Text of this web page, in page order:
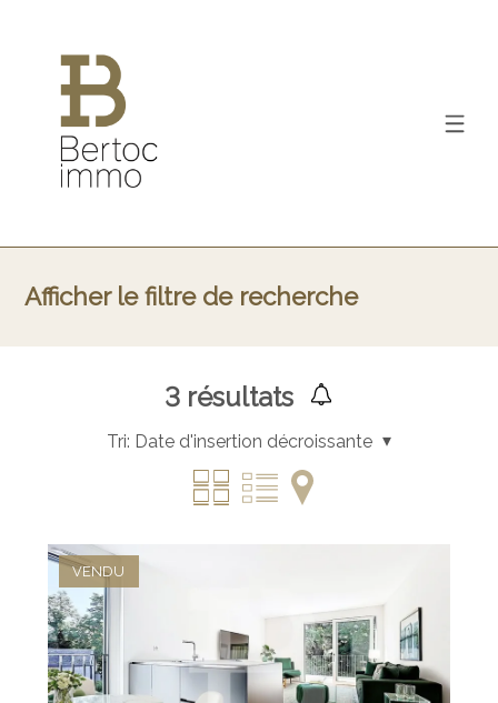
Afficher le filtre de recherche
3 résultats
Tri: Date d'insertion décroissante
VENDU